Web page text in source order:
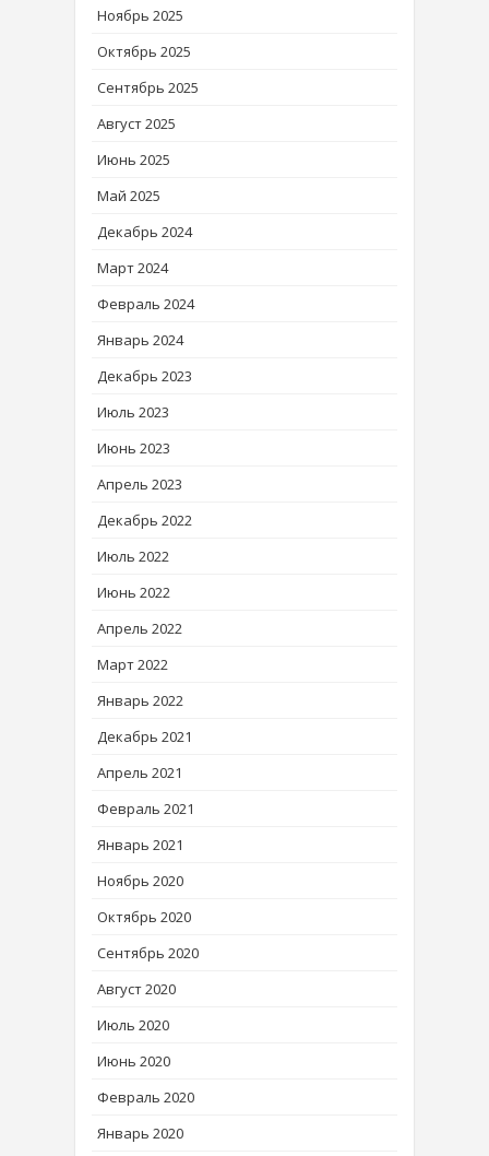
Ноябрь 2025
Октябрь 2025
Сентябрь 2025
Август 2025
Июнь 2025
Май 2025
Декабрь 2024
Март 2024
Февраль 2024
Январь 2024
Декабрь 2023
Июль 2023
Июнь 2023
Апрель 2023
Декабрь 2022
Июль 2022
Июнь 2022
Апрель 2022
Март 2022
Январь 2022
Декабрь 2021
Апрель 2021
Февраль 2021
Январь 2021
Ноябрь 2020
Октябрь 2020
Сентябрь 2020
Август 2020
Июль 2020
Июнь 2020
Февраль 2020
Январь 2020